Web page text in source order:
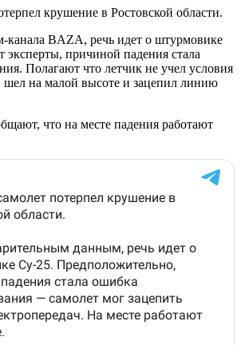
крушение в Ростовской области.
канала BAZA, речь идет о штурмовике
причиной падения стала
Полагают что летчик не учел условия
шел на малой высоте и зацепил линию
что на месте падения работают